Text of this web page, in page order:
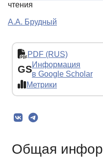
чтения
А.А. Брудный
PDF (RUS)
GSИнформация
в Google Scholar
Метрики
Общая